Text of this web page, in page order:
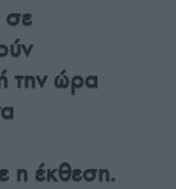
την ώρα
η έκθεση.